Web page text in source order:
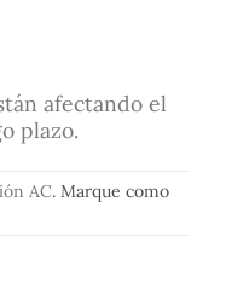
afectando el
plazo.
AC. Marque como